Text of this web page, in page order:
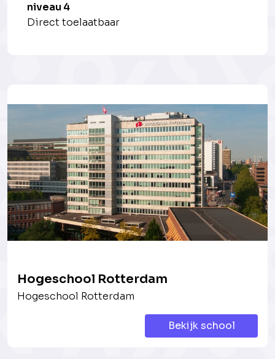
niveau 4
Direct toelaatbaar
Hogeschool Rotterdam
Hogeschool Rotterdam
Bekijk school